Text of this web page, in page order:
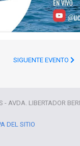
SIGUENTE EVENTO
AVDA. LIBERTADOR
DEL SITIO